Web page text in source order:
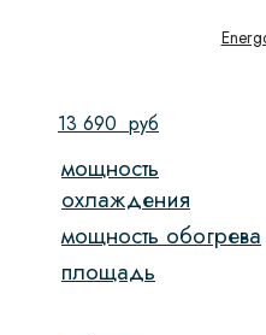
13 690 руб
мощность
охлаждения
мощность обогрева
площадь